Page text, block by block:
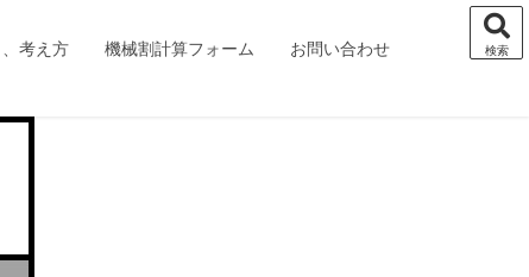
考え方 機械割計算フォーム お問い合わせ